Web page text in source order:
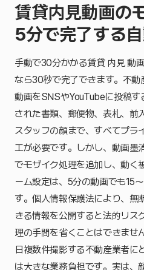
賃貸内見動画の
5分で完了する
手動で30分かかる賃貸 内見 動
なら30秒で完了できます。不
動画をSNSやYouTubeに投稿
された書類、郵便物、表札、前
スタッフの顔まで、すべてプラ
工が必要です。しかし、動画墨
でモザイク処理を追加し、動く
ーム設定は、5分の動画でも15
す。個人情報保護法により、無
きる情報を公開すると法的リス
理の手間を省くことはできませ
日複数件撮影する不動産業者に
は大きな業務負担です。実は、